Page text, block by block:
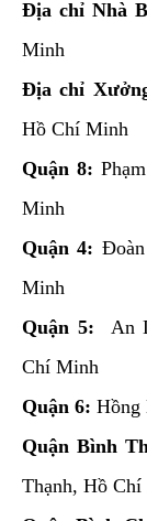
Địa chỉ Nhà
Minh
Địa chỉ
Hồ Chí Minh
Quận 8:
Minh
Quận 4:
Minh
Quận 5:
An
Chí Minh
Quận 6: Hồng
Quận Bình
Thạnh, Hồ